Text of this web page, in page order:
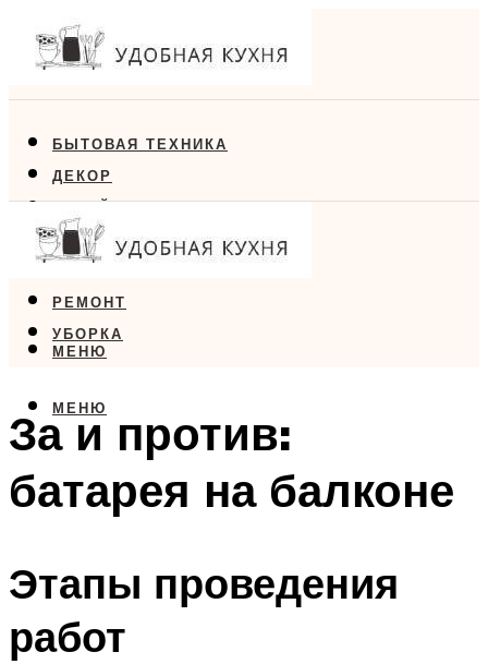
БЫТОВАЯ ТЕХНИКА
ДЕКОР
ДИЗАЙН
ЕДА
РЕМОНТ
УБОРКА
МЕНЮ
МЕНЮ
За и против:
батарея на балконе
Этапы проведения
работ